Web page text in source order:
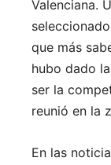
Valenciana.
que más
hubo dado
ser la
reunió en la
En las